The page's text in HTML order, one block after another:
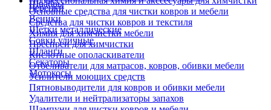
Швабры
Черенки
Веники
Щетки металлические
Совки уличные
Шланги
Секаторы
Мотокосы
Основные средства для чистки ковров и мебели
Средства для чистки ковров и текстиля
Химия для химчистки мебели
Преспреи для химчистки
Кислотные ополаскиватели
Отбеливатели для матрасов, ковров, обивки мебели
Усилители моющих средств
Пятновыводители для ковров и обивки мебели
Удалители и нейтрализаторы запахов